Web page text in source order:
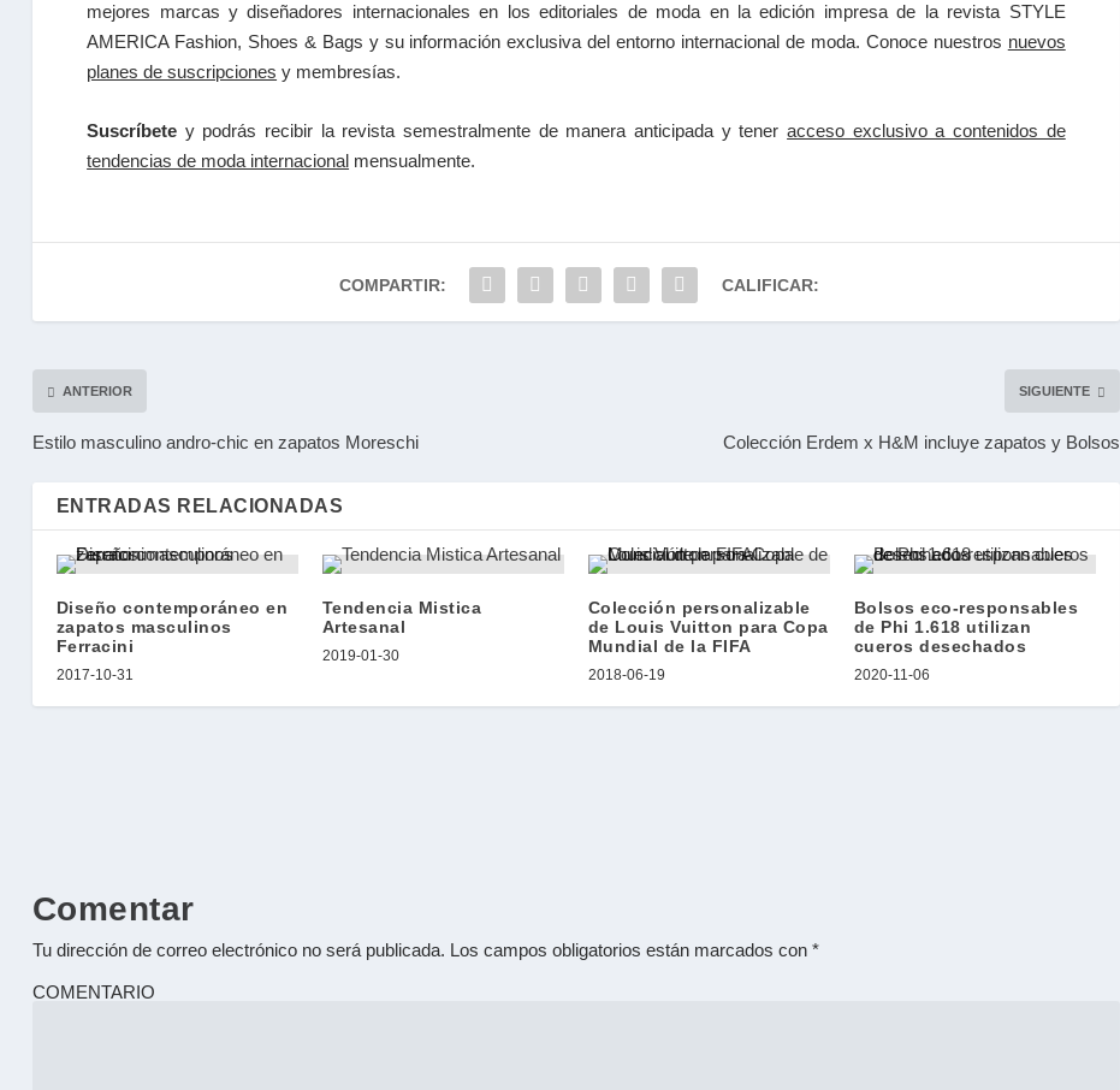
mejores marcas y diseñadores internacionales en los editoriales de moda en la edición impresa de la revista STYLE
AMERICA Fashion, Shoes & Bags y su información exclusiva del entorno internacional de moda. Conoce nuestros nuevos
planes de suscripciones y membresías.
Suscríbete y podrás recibir la revista semestralmente de manera anticipada y teneracceso exclusivo a contenidos de
tendencias de moda internacional mensualmente.
COMPARTIR: CALIFICAR:
ANTERIOR
Estilo masculino andro-chic en zapatos Moreschi
SIGUIENTE
Colección Erdem x H&M incluye zapatos y Bolsos
ENTRADAS RELACIONADAS
Diseño contemporáneo en
zapatos masculinos
Ferracini
2017-10-31
Tendencia Mistica
Artesanal
2019-01-30
Colección personalizable
de Louis Vuitton para Copa
Mundial de la FIFA
2018-06-19
Bolsos eco-responsables
de Phi 1.618 utilizan
cueros desechados
2020-11-06
Comentar
Tu dirección de correo electrónico no será publicada. Los campos obligatorios están marcados con *
COMENTARIO